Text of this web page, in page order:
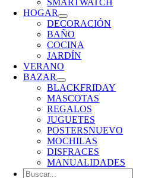
SMARTWATCH
HOGAR
DECORACIÓN
BAÑO
COCINA
JARDÍN
VERANO
BAZAR
BLACKFRIDAY
MASCOTAS
REGALOS
JUGUETES
POSTERSNUEVO
MOCHILAS
DISFRACES
MANUALIDADES
Buscar: